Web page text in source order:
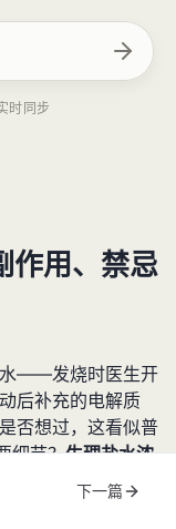
时同步
作用、禁忌
水——发烧时医生开
后补充的电解质
否想过，这看似普
细节？生理盐水浓
安全性。下一篇